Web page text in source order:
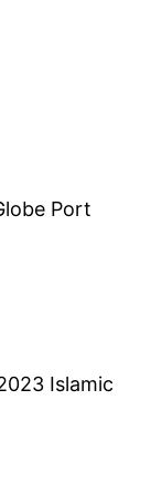
Port
Islamic